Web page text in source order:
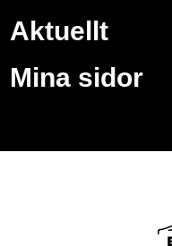
Aktuellt
Mina sidor